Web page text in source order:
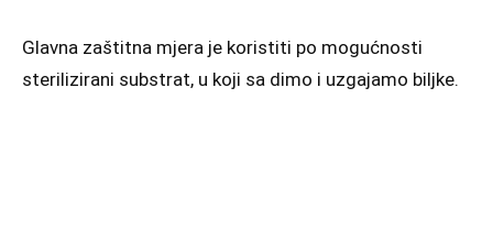
Glavna zaštitna mjera je koristiti po mogućnosti
sterilizirani substrat, u koji sa dimo i uzgajamo biljke.